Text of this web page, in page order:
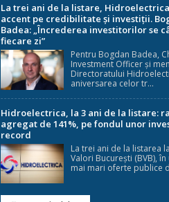
La trei ani de la listare,
accent pe credibilitate și investiții.
Badea: „Încrederea investitorilor se
fiecare zi”
Pentru Bogdan Badea,
Investment Officer și
Directoratului
aniversarea celor tr...
Hidroelectrica, la 3 ani de la listare:
agregat de 141%, pe fondul unor
record
La trei ani de la listarea
Valori București (BVB),
mai mari oferte publice